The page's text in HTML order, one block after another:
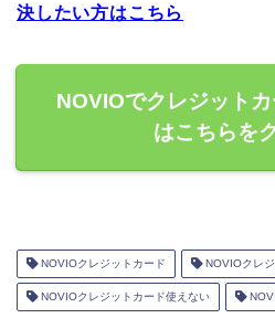
決したい方はこちら
NOVIOでクレジット
はこちらを
NOVIOクレジットカード NOVIOクレ
NOVIOクレジットカード使えない